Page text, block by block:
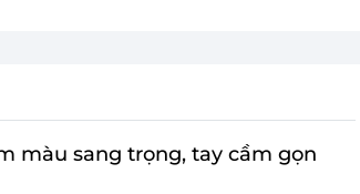
màu sang trọng, tay cầm gọn